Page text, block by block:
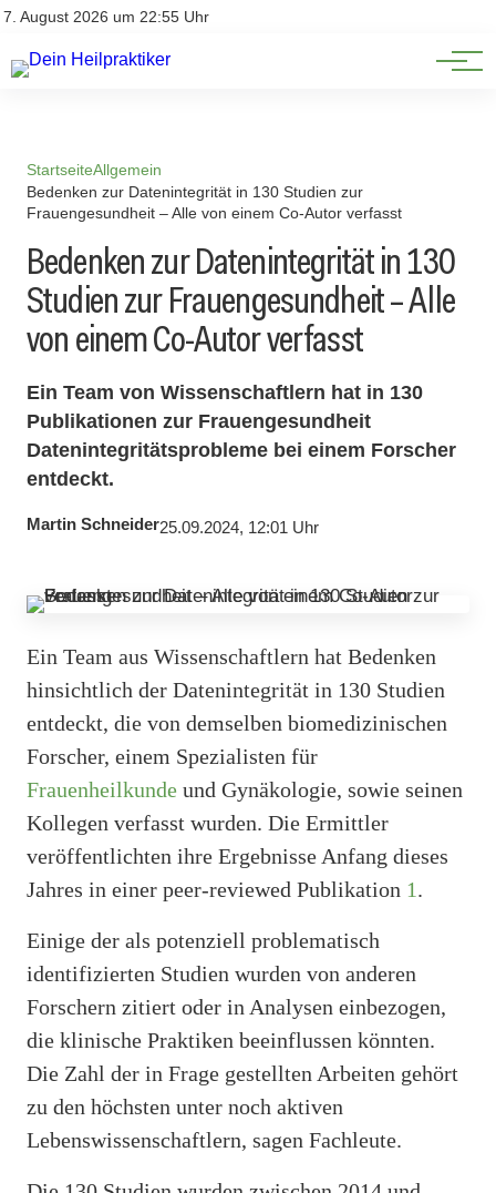
7. August 2026 um 22:55 Uhr
Impressum
Natürliche Medizin
Heilpflanzen & Kräuterkunde
StartseiteAllgemein
Bedenken zur Datenintegrität in 130 Studien zur
Frauengesundheit – Alle von einem Co-Autor verfasst
Bedenken zur Datenintegrität in 130
Studien zur Frauengesundheit – Alle
von einem Co-Autor verfasst
Ein Team von Wissenschaftlern hat in 130
Publikationen zur Frauengesundheit
Datenintegritätsprobleme bei einem Forscher
entdeckt.
Martin Schneider25.09.2024, 12:01 Uhr
Ein Team aus Wissenschaftlern hat Bedenken
hinsichtlich der Datenintegrität in 130 Studien
entdeckt, die von demselben biomedizinischen
Forscher, einem Spezialisten für
Frauenheilkunde und Gynäkologie, sowie seinen
Kollegen verfasst wurden. Die Ermittler
veröffentlichten ihre Ergebnisse Anfang dieses
Jahres in einer peer-reviewed Publikation 1 .
Einige der als potenziell problematisch
identifizierten Studien wurden von anderen
Forschern zitiert oder in Analysen einbezogen,
die klinische Praktiken beeinflussen könnten.
Die Zahl der in Frage gestellten Arbeiten gehört
zu den höchsten unter noch aktiven
Lebenswissenschaftlern, sagen Fachleute.